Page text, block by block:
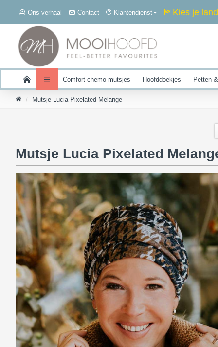
Ons verhaal Contact Klantendienst Kies je land
Comfort chemo mutsjes Hoofddoekjes Petten
Mutsje Lucia Pixelated Melange
Mutsje Lucia Pixelated